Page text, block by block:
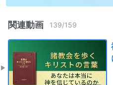
関連動画 139/159